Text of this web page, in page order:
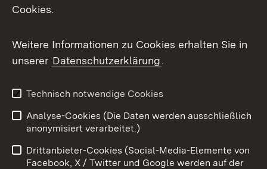
Messenger
Social Wall
X / Twitter
Youtube
Benutzungshinweise
Barrierefreiheit
Cookies.
Weitere Informationen zu Cookies erhalten Sie in
unserer Datenschutzerklärung.
Technisch notwendige Cookies
Analyse-Cookies (Die Daten werden ausschließlich
anonymisiert verarbeitet.)
Drittanbieter-Cookies (Social-Media-Elemente von
Facebook, X / Twitter und Google werden auf der